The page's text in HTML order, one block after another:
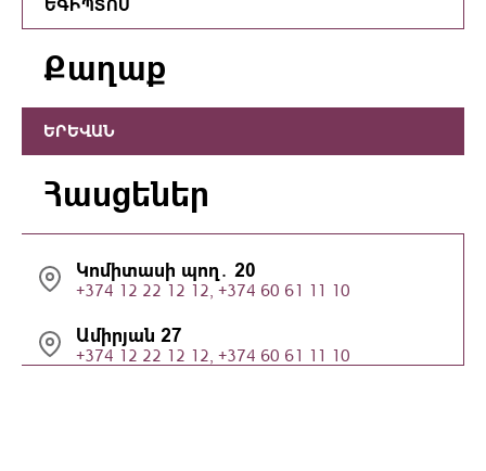
ԵԳԻՊՏՈՍ
Քաղաք
ԵՐԵՎԱՆ
Հասցեներ
Կոմիտասի պող․ 20
+374 12 22 12 12, +374 60 61 11 10
Ամիրյան 27
+374 12 22 12 12, +374 60 61 11 10